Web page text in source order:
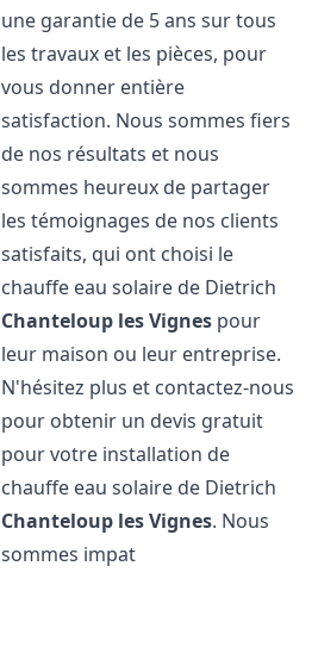
une garantie de 5 ans sur tous
les travaux et les pièces, pour
vous donner entière
satisfaction. Nous sommes fiers
de nos résultats et nous
sommes heureux de partager
les témoignages de nos clients
satisfaits, qui ont choisi le
chauffe eau solaire de Dietrich
Chanteloup les Vignes pour
leur maison ou leur entreprise.
N'hésitez plus et contactez-nous
pour obtenir un devis gratuit
pour votre installation de
chauffe eau solaire de Dietrich
Chanteloup les Vignes. Nous
sommes impat